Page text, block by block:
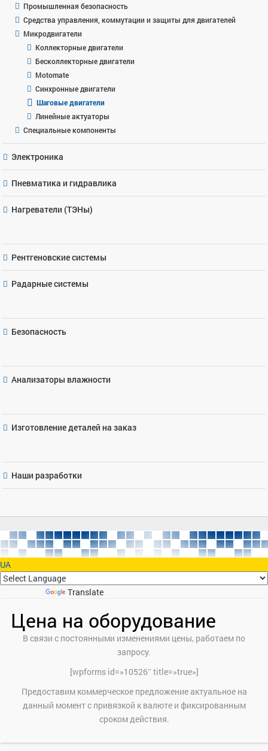
Промышленная безопасность
Средства управления, коммутации и защиты для двигателей
Микродвигатели
Коллекторные двигатели
Бесколлекторные двигатели
Motomate
Синхронные двигатели
Шаговые двигатели
Линейные актуаторы
Специальные компоненты
Электроника
Пневматика и гидравлика
Нагреватели (ТЭНы)
Рентгеновские системы
Радарные системы
Безопасность
Анализаторы влажности
Изготовление деталей на заказ
Наши разработки
UA
Translate
Цена на оборудование
В связи с постоянными изменениями цены, работаем по
запросу.
[wpforms id=»10526″ title=»true»]
Предоставим коммерческое предложение актуальное на
данный момент с привязкой к валюте и фиксированным
сроком действия.